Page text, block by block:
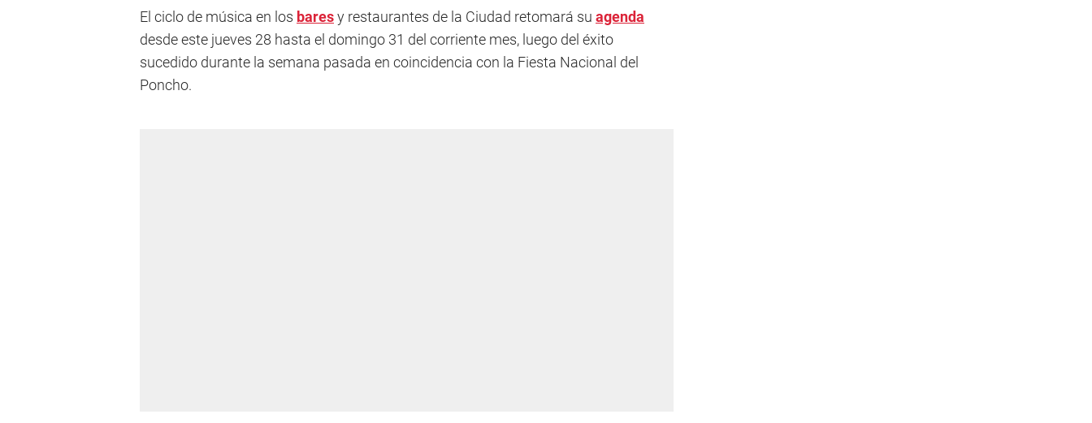
El ciclo de música en los baresy restaurantes de la Ciudad retomará su agenda
desde este jueves 28 hasta el domingo 31 del corriente mes, luego del éxito
sucedido durante la semana pasada en coincidencia con la Fiesta Nacional del
Poncho.